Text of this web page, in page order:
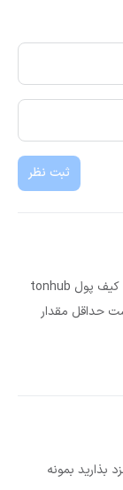
ثبت نظر
سلام وقت بخیر من تقریبا ۷ تن کوین داخل کیف پول tonhub
حداقل مقدار
بذارید بمونه